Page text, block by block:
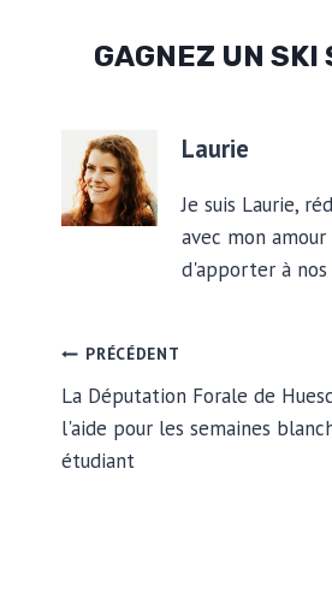
GAGNEZ UN
Laurie
Je suis Laurie,
avec mon
d'apporter à
DE
PRÉCÉDENT
La Députation Forale de
l'aide pour les semaines
étudiant